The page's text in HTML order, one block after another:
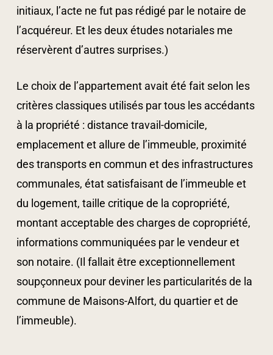
initiaux, l’acte ne fut pas rédigé par le notaire de
l’acquéreur. Et les deux études notariales me
réservèrent d’autres surprises.)
Le choix de l’appartement avait été fait selon les
critères classiques utilisés par tous les accédants
à la propriété : distance travail-domicile,
emplacement et allure de l’immeuble, proximité
des transports en commun et des infrastructures
communales, état satisfaisant de l’immeuble et
du logement, taille critique de la copropriété,
montant acceptable des charges de copropriété,
informations communiquées par le vendeur et
son notaire. (Il fallait être exceptionnellement
soupçonneux pour deviner les particularités de la
commune de Maisons-Alfort, du quartier et de
l’immeuble).